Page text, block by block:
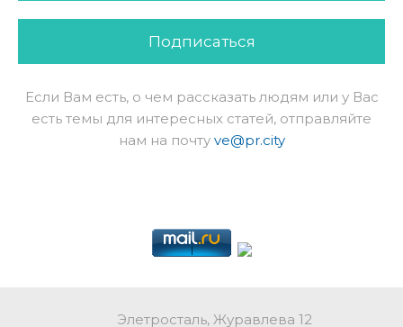
Подписаться
Если Вам есть, о чем рассказать людям или у Вас
есть темы для интересных статей, отправляйте
нам на почту ve@pr.city
Элетросталь, Журавлева 12